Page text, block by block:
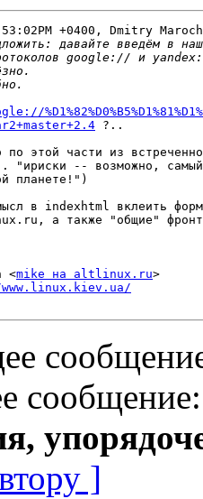
+0400, Dmitry
?..
по этой части из
"ириски -- возможно, самый
планете!")
в indexhtml вклеить
а также "общие"
<mike на altlinux.ru>
]